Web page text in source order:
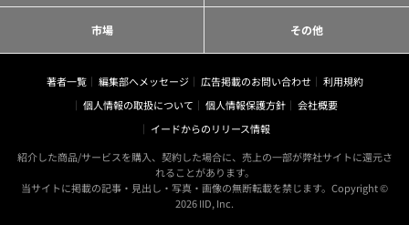
市場 その他
著者一覧 編集部へメッセージ 広告掲載のお問い合わせ
利用規約
個人情報の取扱について
個人情報保護方針
会社概要
イードからのリリース情報
紹介した商品/サービスを購入、契約した場合に、売上の一部が弊社サイトに還元さ
れることがあります。
当サイトに掲載の記事・見出し・写真・画像の無断転載を禁じます。Copyright ©
2026 IID, Inc.